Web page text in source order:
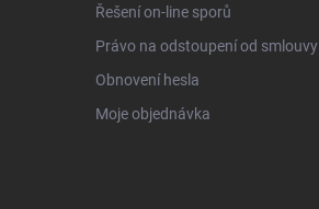
Řešení on-line sporů
Právo na odstoupení od smlouvy
Obnovení hesla
Moje objednávka